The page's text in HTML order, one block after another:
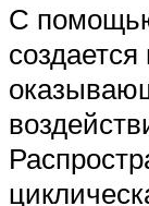
С